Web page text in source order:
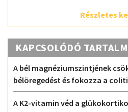
Részletes
KAPCSOLÓDÓ
A bél magnéziumszintjének
bélöregedést és fokozza a
A K2-vitamin véd a